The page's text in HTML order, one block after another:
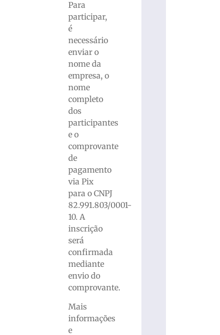
Para
participar,
é
necessário
enviar o
nome da
empresa, o
nome
completo
dos
participantes
e o
comprovante
de
pagamento
via Pix
para o CNPJ
82.991.803/0001-
10. A
inscrição
será
confirmada
mediante
envio do
comprovante.
Mais
informações
e